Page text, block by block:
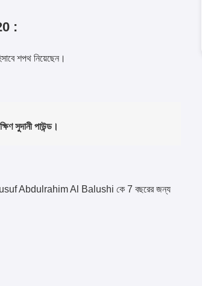
:
শপথ নিয়েছেন।
সুদানী পাউন্ড।
Yousuf Abdulrahim Al Balushi কে 7 বছরের জন্য